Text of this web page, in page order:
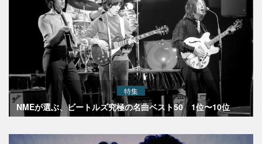
特集
NMEが選ぶ、ビートルズ究極の名曲ベスト50 1位〜10位